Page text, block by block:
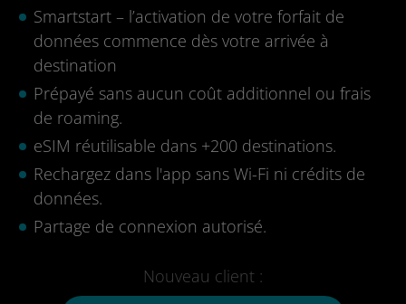
Smartstart – l’activation de votre forfait de
données commence dès votre arrivée à
destination
Prépayé sans aucun coût additionnel ou frais
de roaming.
eSIM réutilisable dans +200 destinations.
Rechargez dans l'app sans Wi-Fi ni crédits de
données.
Partage de connexion autorisé.
Nouveau client :